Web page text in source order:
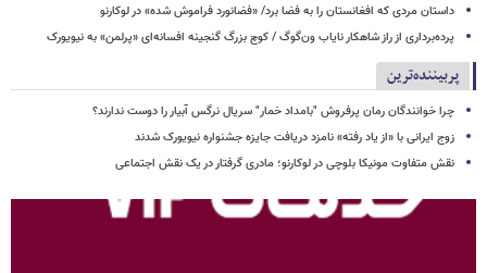
داستان مردی که افغانستان را به فضا برد/ «فضانورد فراموش شده» در لوکارنو
پرده‌برداری از راز شاهکار نایاب ون‌گوگ / کوچ بزرگ گنجینه افسانه‌ای «پرلمن» به نیویورک
پربیننده‌ترین
چرا خوانندگان رمان پرفروش "بامداد خمار" سریال نرگس آبیار را دوست ندارند؟
زوج ایرانی با «از یاد رفته» نامزد دریافت جایزه جشنواره نیویورک شدند
نقش متفاوت مونیکا بلوچی در لوکارنو؛ مادری گرفتار در یک نقش اجتماعی